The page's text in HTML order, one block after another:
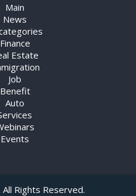
Main
News
Finance
Estate
Job
Benefit
Auto
Events
Rights Reserved.